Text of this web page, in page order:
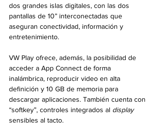
dos grandes islas digitales, con las dos
pantallas de 10” interconectadas que
aseguran conectividad, información y
entretenimiento.
VW Play ofrece, además, la posibilidad de
acceder a App Connect de forma
inalámbrica, reproducir video en alta
definición y 10 GB de memoria para
descargar aplicaciones. También cuenta con
“softkey”, controles integrados al display
sensibles al tacto.